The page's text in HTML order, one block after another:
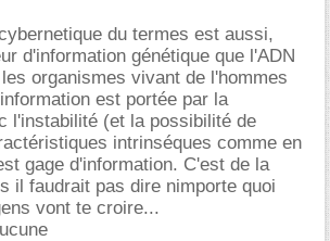
du termes est aussi,
d'information génétique que l'ADN
organismes vivant de l'hommes
est portée par la
l'instabilité (et la possibilité de
intrinséques comme en
gage d'information. C'est de la
il faudrait pas dire nimporte quoi
vont te croire...